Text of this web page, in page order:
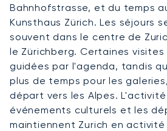
Bahnhofstrasse, et du temps
Kunsthaus Zürich. Les séjours
souvent dans le centre de
le Zürichberg. Certaines
guidées par l'agenda, tandis
plus de temps pour les
départ vers les Alpes.
événements culturels et les
maintiennent Zurich en